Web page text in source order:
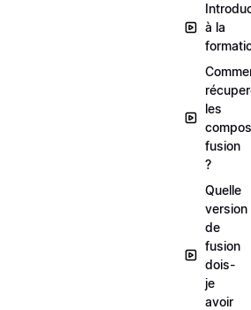
à la
les
fusion
?
Quelle
version
de
fusion
dois-
je
avoir